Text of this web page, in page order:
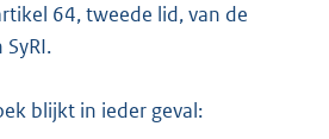
64, tweede lid, van de
blijkt in ieder geval: